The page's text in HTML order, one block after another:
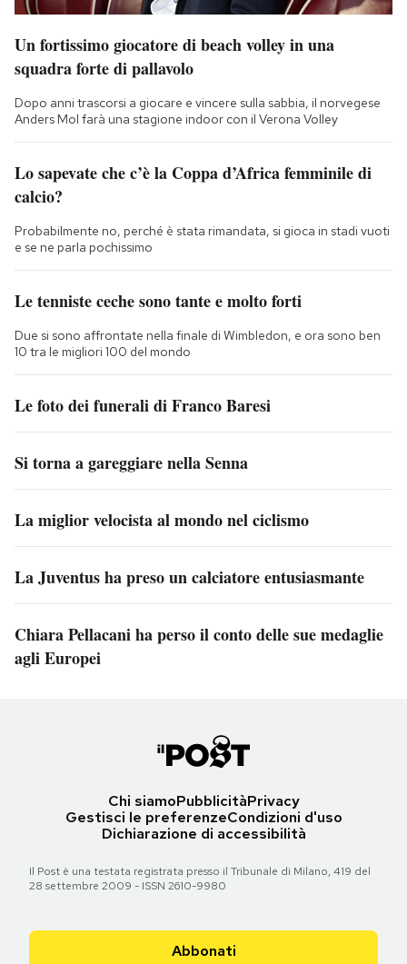
Un fortissimo giocatore di beach volley in una
squadra forte di pallavolo
Dopo anni trascorsi a giocare e vincere sulla sabbia, il norvegese
Anders Mol farà una stagione indoor con il Verona Volley
Lo sapevate che c’è la Coppa d’Africa femminile di
calcio?
Probabilmente no, perché è stata rimandata, si gioca in stadi vuoti
e se ne parla pochissimo
Le tenniste ceche sono tante e molto forti
Due si sono affrontate nella finale di Wimbledon, e ora sono ben
10 tra le migliori 100 del mondo
Le foto dei funerali di Franco Baresi
Si torna a gareggiare nella Senna
La miglior velocista al mondo nel ciclismo
La Juventus ha preso un calciatore entusiasmante
Chiara Pellacani ha perso il conto delle sue medaglie
agli Europei
Chi siamoPubblicitàPrivacy
Gestisci le preferenzeCondizioni d'uso
Dichiarazione di accessibilità
Il Post è una testata registrata presso il Tribunale di Milano, 419 del
28 settembre 2009 - ISSN 2610-9980
Abbonati